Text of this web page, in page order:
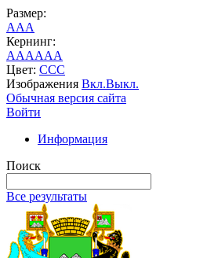
Размер:
AAA
Кернинг:
AAAAAA
Цвет: CCC
Изображения Вкл.Выкл.
Обычная версия сайта
Войти
Информация
Поиск
Все результаты